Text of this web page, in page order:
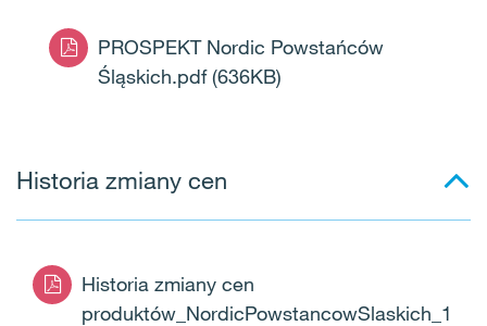
PROSPEKT Nordic Powstańców
Śląskich.pdf (636KB)
Historia zmiany cen
Historia zmiany cen
produktów_NordicPowstancowSlaskich_1